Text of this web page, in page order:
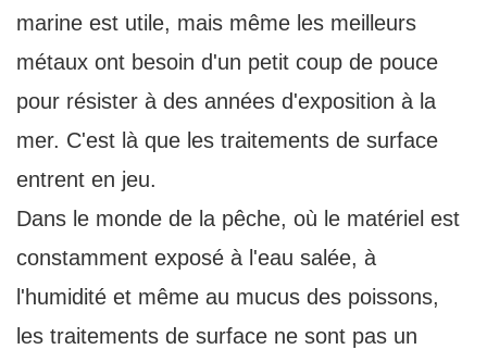
marine est utile, mais même les meilleurs
métaux ont besoin d'un petit coup de pouce
pour résister à des années d'exposition à la
mer. C'est là que les traitements de surface
entrent en jeu.
Dans le monde de la pêche, où le matériel est
constamment exposé à l'eau salée, à
l'humidité et même au mucus des poissons,
les traitements de surface ne sont pas un